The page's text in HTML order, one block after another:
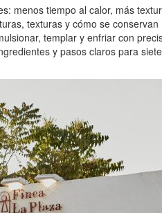
menos tiempo al calor, más
texturas y cómo se
templar y enfriar con
y pasos claros para